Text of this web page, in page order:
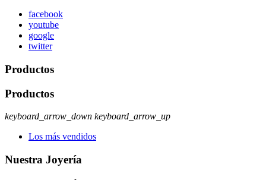
facebook
youtube
google
twitter
Productos
Productos
keyboard_arrow_down keyboard_arrow_up
Los más vendidos
Nuestra Joyería